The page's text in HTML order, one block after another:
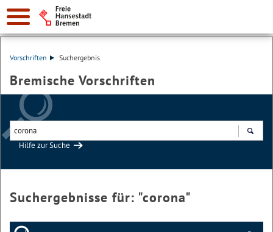
Vorschriften Suchergebnis
Bremische Vorschriften
Hilfe zur Suche
Suchergebnisse für: "corona"